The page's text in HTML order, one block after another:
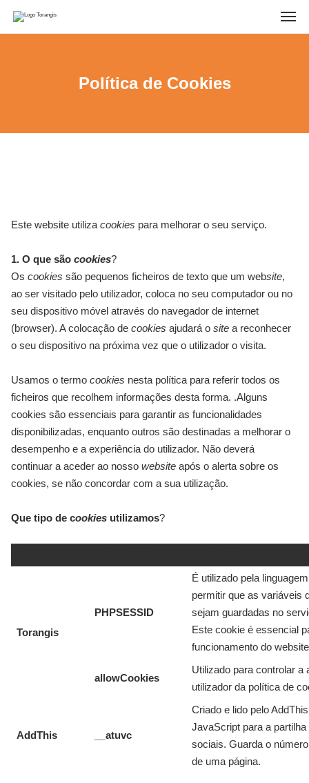
Política de Cookies
Este website utiliza cookies para melhorar o seu serviço.
1. O que são cookies?
Os cookies são pequenos ficheiros de texto que um website,
ao ser visitado pelo utilizador, coloca no seu computador ou no
seu dispositivo móvel através do navegador de internet
(browser). A colocação de cookies ajudará o site a reconhecer
o seu dispositivo na próxima vez que o utilizador o visita.
Usamos o termo cookies nesta política para referir todos os
ficheiros que recolhem informações desta forma. .Alguns
cookies são essenciais para garantir as funcionalidades
disponibilizadas, enquanto outros são destinadas a melhorar o
desempenho e a experiência do utilizador. Não deverá
continuar a aceder ao nosso website após o alerta sobre os
cookies, se não concordar com a sua utilização.
Que tipo de cookies utilizamos?
Torangis
PHPSESSID
É utilizado pela
permitir que as variáveis
sejam guardadas no
Este cookie é essencial
funcionamento do
allowCookies
Utilizado para controlar a
utilizador da política de
AddThis __atuvc
Criado e lido pelo
JavaScript para a
sociais. Guarda o
de uma página.